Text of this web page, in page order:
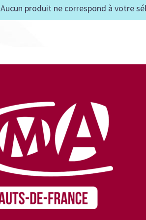
Aucun produit ne correspond à votre